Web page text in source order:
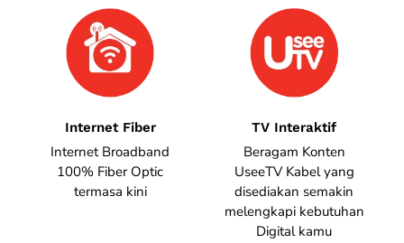
Internet Fiber
Internet Broadband
100% Fiber Optic
termasa kini
TV Interaktif
Beragam Konten
UseeTV Kabel yang
disediakan semakin
melengkapi kebutuhan
Digital kamu